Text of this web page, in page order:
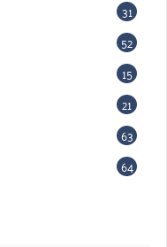
31
52
15
21
63
64